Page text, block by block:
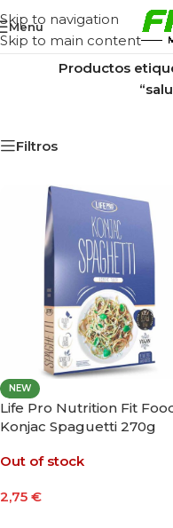
Skip to navigation
Skip to main content
Menu
Inicio/
Productos
Filtros
NEW
Life Pro Nutrition Fit
Konjac Spaguetti 270g
Out of stock
2,75 €